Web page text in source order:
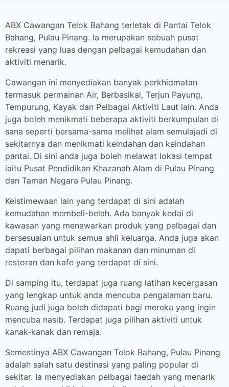
ABX Cawangan Telok Bahang terletak di Pantai Telok
Bahang, Pulau Pinang. Ia merupakan sebuah pusat
rekreasi yang luas dengan pelbagai kemudahan dan
aktiviti menarik.
Cawangan ini menyediakan banyak perkhidmatan
termasuk permainan Air, Berbasikal, Terjun Payung,
Tempurung, Kayak dan Pelbagai Aktiviti Laut lain. Anda
juga boleh menikmati beberapa aktiviti berkumpulan di
sana seperti bersama-sama melihat alam semulajadi di
sekitarnya dan menikmati keindahan dan keindahan
pantai. Di sini anda juga boleh melawat lokasi tempat
iaitu Pusat Pendidikan Khazanah Alam di Pulau Pinang
dan Taman Negara Pulau Pinang.
Keistimewaan lain yang terdapat di sini adalah
kemudahan membeli-belah. Ada banyak kedai di
kawasan yang menawarkan produk yang pelbagai dan
bersesuaian untuk semua ahli keluarga. Anda juga akan
dapati berbagai pilihan makanan dan minuman di
restoran dan kafe yang terdapat di sini.
Di samping itu, terdapat juga ruang latihan kecergasan
yang lengkap untuk anda mencuba pengalaman baru.
Ruang judi juga boleh didapati bagi mereka yang ingin
mencuba nasib. Terdapat juga pilihan aktiviti untuk
kanak-kanak dan remaja.
Semestinya ABX Cawangan Telok Bahang, Pulau Pinang
adalah salah satu destinasi yang paling popular di
sekitar. Ia menyediakan pelbagai faedah yang menarik